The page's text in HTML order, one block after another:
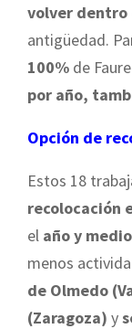
volver dentro
antigüedad.
100% de
por año,
Opción de
Estos 18
recolocación
el año y medio
menos
de Olmedo
(Zaragoza) y